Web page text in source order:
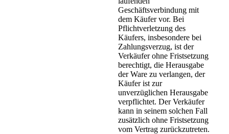
Geschäftsverbindung mit
dem Käufer vor. Bei
Pflichtverletzung des
Käufers, insbesondere bei
Zahlungsverzug, ist der
Verkäufer ohne Fristsetzung
berechtigt, die Herausgabe
der Ware zu verlangen, der
Käufer ist zur
unverzüglichen Herausgabe
verpflichtet. Der Verkäufer
kann in seinem solchen Fall
zusätzlich ohne Fristsetzung
vom Vertrag zurückzutreten.